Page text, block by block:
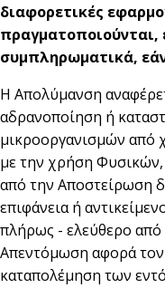
διαφορετικές
πραγματοποιούνται,
συμπληρωματικά,
Η Απολύμανση
αδρανοποίηση ή
μικροοργανισμών από
με την χρήση
από την Αποστείρωση
επιφάνεια ή
πλήρως - ελεύθερο
Απεντόμωση αφορά
καταπολέμηση των